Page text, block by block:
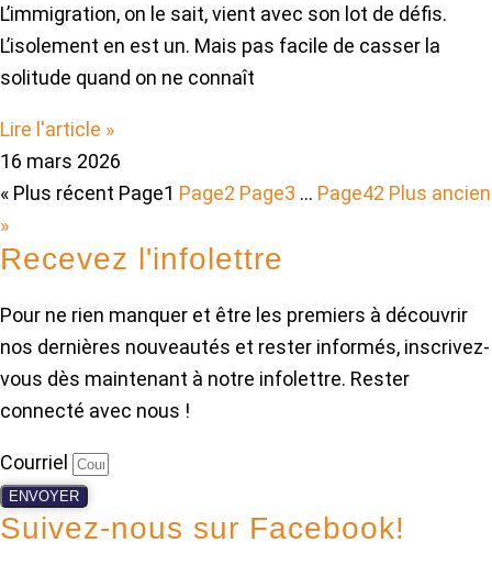
L’immigration, on le sait, vient avec son lot de défis.
L’isolement en est un. Mais pas facile de casser la
solitude quand on ne connaît
Lire l'article »
16 mars 2026
« Plus récent Page1 Page2 Page3 … Page42 Plus ancien
»
Recevez l'infolettre
Pour ne rien manquer et être les premiers à découvrir
nos dernières nouveautés et rester informés, inscrivez-
vous dès maintenant à notre infolettre. Rester
connecté avec nous !
Courriel
ENVOYER
Suivez-nous sur Facebook!